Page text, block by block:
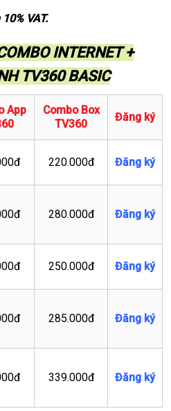
VAT.
INTERNET +
TV360 BASIC
App
Combo Box
TV360
Đăng ký
220.000đ Đăng ký
280.000đ Đăng ký
250.000đ Đăng ký
285.000đ Đăng ký
339.000đ Đăng ký